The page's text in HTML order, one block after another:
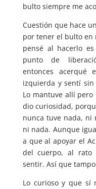
bulto siempre me
Cuestión que hace
por tener el bulto en
pensé al hacerlo
punto de
entonces acerqué
izquierda y sentí
Lo mantuve allí
dio curiosidad,
nunca tuve nada, ni
ni nada. Aunque
a que al apoyar el
del cuerpo, al rato
sentir. Así que
Lo curioso y que sí